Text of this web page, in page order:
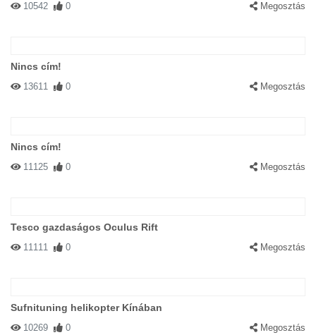
10542 0 Megosztás
Nincs cím!
13611 0 Megosztás
Nincs cím!
11125 0 Megosztás
Tesco gazdaságos Oculus Rift
11111 0 Megosztás
Sufnituning helikopter Kínában
10269 0 Megosztás